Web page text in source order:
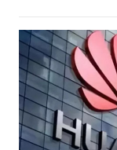
米，双方已在
金，背后的算